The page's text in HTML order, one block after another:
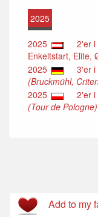
2025
2025
2'er i
Enkeltstart, Elite,
2025
3'er i
(Bruckmühl,
2025
2'er i
(Tour de Pologne)
Add to my